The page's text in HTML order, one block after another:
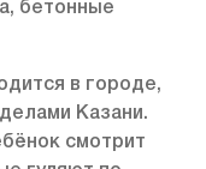
бетонные
в городе,
Казани.
смотрит